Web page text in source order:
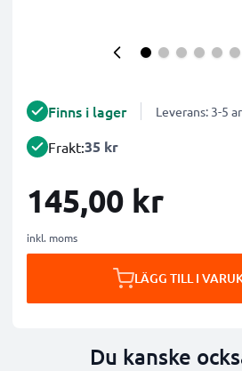
Finns i lager Leverans: 3-5
Frakt:35 kr
145,00 kr
inkl. moms
LÄGG TILL I
Du kanske